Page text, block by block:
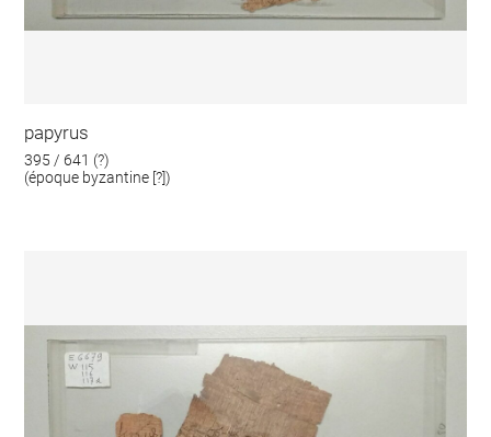
papyrus
395 / 641 (?)
(époque byzantine [?])